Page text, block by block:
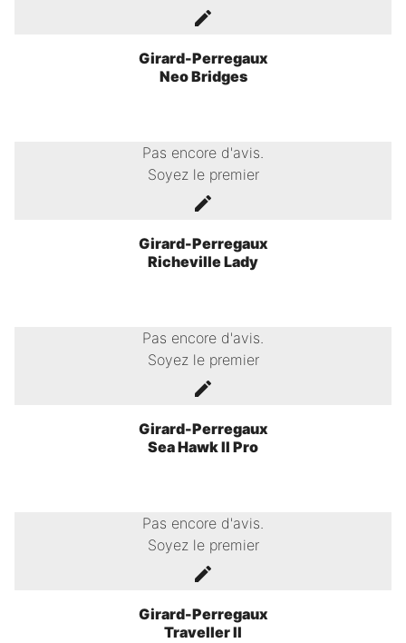
Girard-Perregaux
Neo Bridges
Pas encore d'avis.
Soyez le premier
Girard-Perregaux
Richeville Lady
Pas encore d'avis.
Soyez le premier
Girard-Perregaux
Sea Hawk II Pro
Pas encore d'avis.
Soyez le premier
Girard-Perregaux
Traveller II